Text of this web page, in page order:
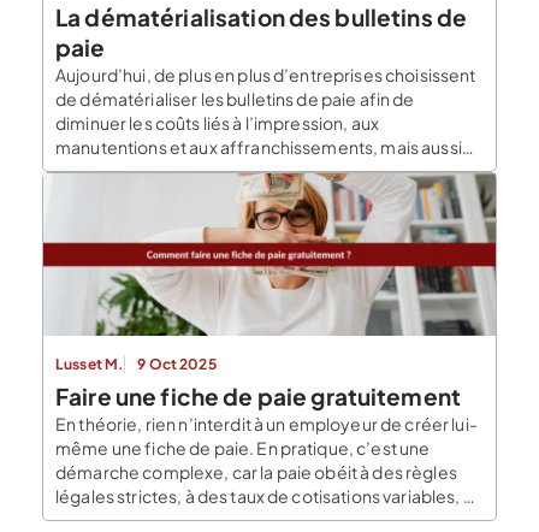
La dématérialisation des bulletins de
paie
Aujourd’hui, de plus en plus d’entreprises choisissent
de dématérialiser les bulletins de paie afin de
diminuer les coûts liés à l’impression, aux
manutentions et aux affranchissements, mais aussi
pour éviter les erreurs et projeter une image plus
moderne dans l’air du temps. Pour les salariés,
recevoir des e-bulletins de salaire est aussi
avantageux et simple […]
Lusset M. 9 Oct 2025
Faire une fiche de paie gratuitement
En théorie, rien n’interdit à un employeur de créer lui-
même une fiche de paie. En pratique, c’est une
démarche complexe, car la paie obéit à des règles
légales strictes, à des taux de cotisations variables, et
à des évolutions réglementaires constantes. Entre le